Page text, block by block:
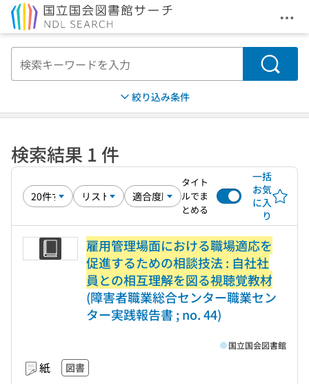
メ
検索
絞り込み条件
検索結果 1 件
タイト
ルでま
とめる
一括
お気
に入
り
雇用管理場面における職場適応を
促進するための相談技法 : 自社社
員との相互理解を図る視聴覚教材
(障害者職業総合センター職業セン
ター実践報告書 ; no. 44)
紙 図書
国立国会図書館